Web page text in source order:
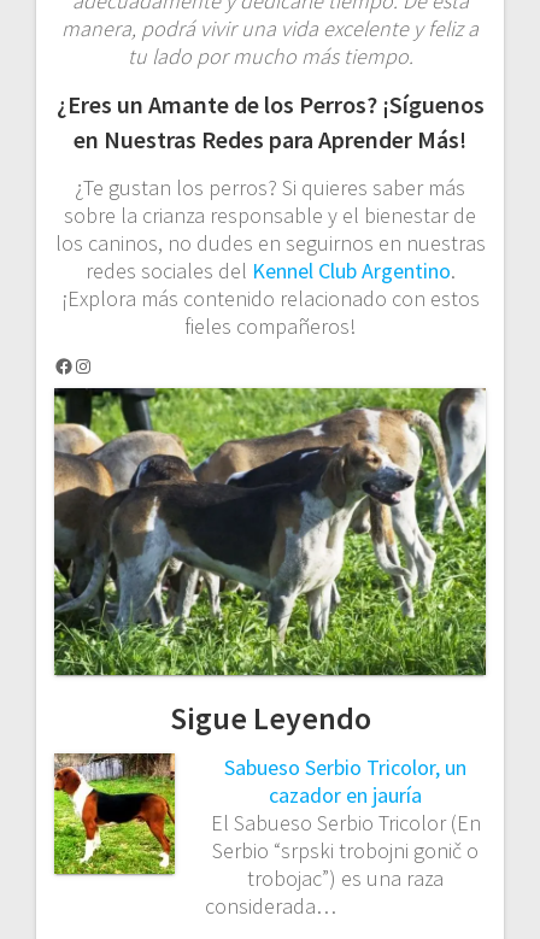
manera, podrá vivir una vida excelente y feliz a
tu lado por mucho más tiempo.
¿Eres un Amante de los Perros? ¡Síguenos
en Nuestras Redes para Aprender Más!
¿Te gustan los perros? Si quieres saber más
sobre la crianza responsable y el bienestar de
los caninos, no dudes en seguirnos en nuestras
redes sociales del Kennel Club Argentino.
¡Explora más contenido relacionado con estos
fieles compañeros!
Facebook
Instagram
Sigue Leyendo
Sabueso Serbio Tricolor, un
cazador en jauría
El Sabueso Serbio Tricolor (En
Serbio “srpski trobojni gonič o
trobojac”) es una raza
considerada…